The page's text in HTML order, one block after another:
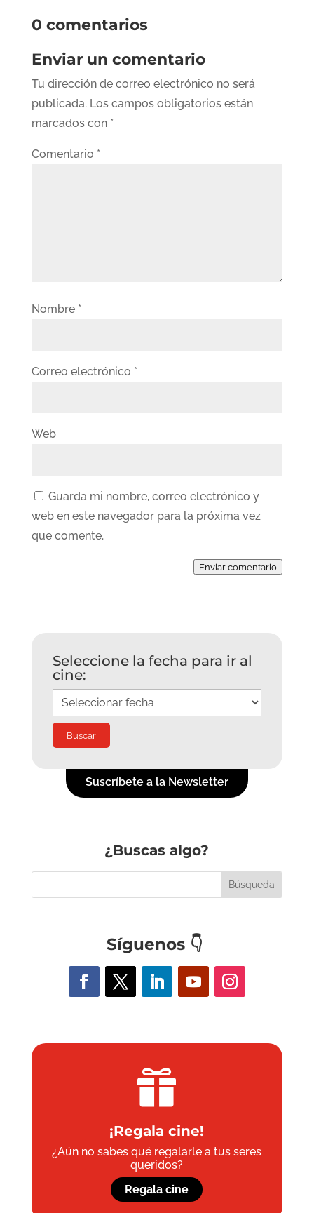
0 comentarios
Enviar un comentario
Tu dirección de correo electrónico no será
publicada. Los campos obligatorios están
marcados con *
Comentario *
Nombre *
Correo electrónico *
Web
Guarda mi nombre, correo electrónico y
web en este navegador para la próxima vez
que comente.
Enviar comentario
Seleccione la fecha para ir al
cine:
Suscríbete a la Newsletter
¿Buscas algo?
Síguenos 👇

¡Regala cine!
¿Aún no sabes qué regalarle a tus seres
queridos?
Regala cine